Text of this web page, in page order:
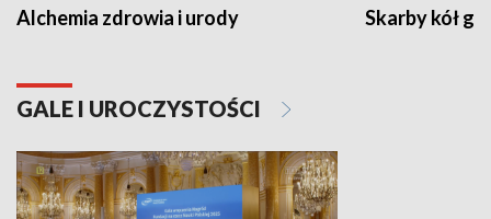
Alchemia zdrowia i urody Skarby kół
GALE I UROCZYSTOŚCI